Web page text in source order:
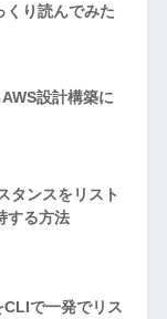
り読んでみた
設計構築に
タンスをリスト
する方法
で一発でリス